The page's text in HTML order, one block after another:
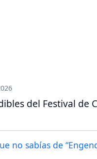
del Festival de